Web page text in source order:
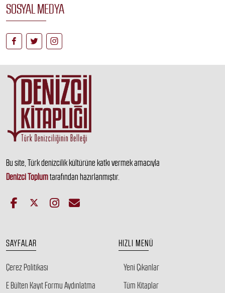
SOSYAL MEDYA
Bu site, Türk denizcilik kültürüne katkı vermek amacıyla
Denizci Toplumtarafından hazırlanmıştır.
SAYFALAR
Çerez Politikası
E Bülten Kayıt Formu Aydınlatma
HIZLI MENÜ
Yeni Çıkanlar
Tüm Kitaplar